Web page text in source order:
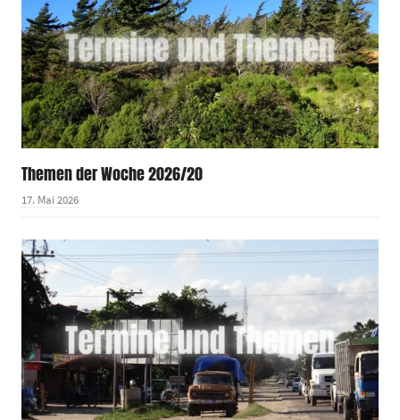
Themen der Woche 2026/20
17. Mai 2026